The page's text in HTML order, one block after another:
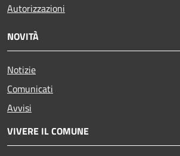
Autorizzazioni
NOVITÀ
Notizie
Comunicati
Avvisi
VIVERE IL COMUNE